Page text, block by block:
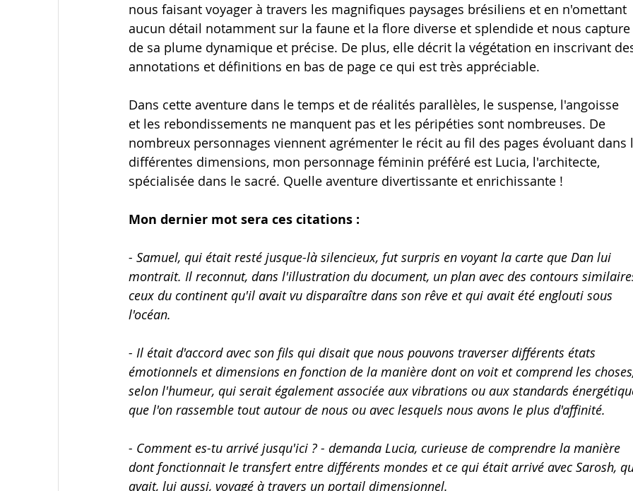
nous faisant voyager à travers les magnifiques paysages brésiliens et en n'omettant
aucun détail notamment sur la faune et la flore diverse et splendide et nous capture
de sa plume dynamique et précise. De plus, elle décrit la végétation en inscrivant
annotations et définitions en bas de page ce qui est très appréciable.
Dans cette aventure dans le temps et de réalités parallèles, le suspense, l'angoisse
et les rebondissements ne manquent pas et les péripéties sont nombreuses. De
nombreux personnages viennent agrémenter le récit au fil des pages évoluant dans
différentes dimensions, mon personnage féminin préféré est Lucia, l'architecte,
spécialisée dans le sacré. Quelle aventure divertissante et enrichissante !
Mon dernier mot sera ces citations :
- Samuel, qui était resté jusque-là silencieux, fut surpris en voyant la carte que Dan lui
montrait. Il reconnut, dans l'illustration du document, un plan avec des contours
ceux du continent qu'il avait vu disparaître dans son rêve et qui avait été englouti sous
l'océan.
- Il était d'accord avec son fils qui disait que nous pouvons traverser différents états
émotionnels et dimensions en fonction de la manière dont on voit et comprend les
selon l'humeur, qui serait également associée aux vibrations ou aux standards
que l'on rassemble tout autour de nous ou avec lesquels nous avons le plus d'affinité.
- Comment es-tu arrivé jusqu'ici ? - demanda Lucia, curieuse de comprendre la manière
dont fonctionnait le transfert entre différents mondes et ce qui était arrivé avec Sarosh,
avait, lui aussi, voyagé à travers un portail dimensionnel.